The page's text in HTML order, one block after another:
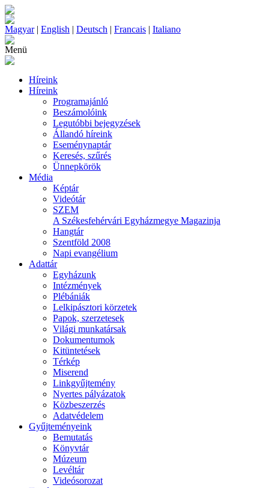
Magyar| English | Deutsch | Francais | Italiano
Menü
Híreink
Híreink
Programajánló
Beszámolóink
Legutóbbi bejegyzések
Állandó híreink
Eseménynaptár
Keresés, szűrés
Ünnepkörök
Média
Képtár
Videótár
SZEM
A Székesfehérvári Egyházmegye Magazinja
Hangtár
Szentföld 2008
Napi evangélium
Adattár
Egyházunk
Intézmények
Plébániák
Lelkipásztori körzetek
Papok, szerzetesek
Világi munkatársak
Dokumentumok
Kitüntetések
Térkép
Miserend
Linkgyűjtemény
Nyertes pályázatok
Közbeszerzés
Adatvédelem
Gyűjteményeink
Bemutatás
Könyvtár
Múzeum
Levéltár
Videósorozat